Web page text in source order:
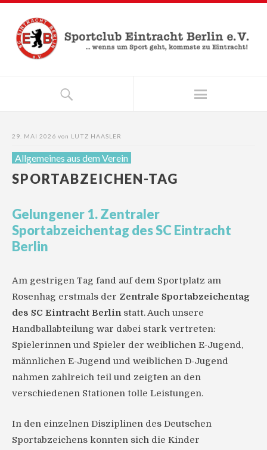
29. MAI 2026 von LUTZ HAASLER
Allgemeines aus dem Verein
SPORTABZEICHEN-TAG
Gelungener 1. Zentraler
Sportabzeichentag des SC Eintracht
Berlin
Am gestrigen Tag fand auf dem Sportplatz am
Rosenhag erstmals der Zentrale Sportabzeichentag
des SC Eintracht Berlinstatt. Auch unsere
Handballabteilung war dabei stark vertreten:
Spielerinnen und Spieler der weiblichen E‑Jugend,
männlichen E‑Jugend und weiblichen D‑Jugend
nahmen zahlreich teil und zeigten an den
verschiedenen Stationen tolle Leistungen.
In den einzelnen Disziplinen des Deutschen
Sportabzeichens konnten sich die Kinder